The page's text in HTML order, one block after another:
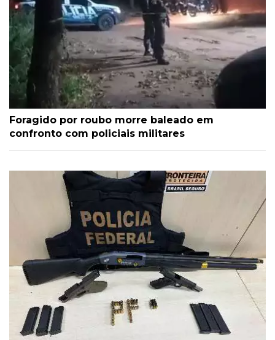
Foragido por roubo morre baleado em
confronto com policiais militares